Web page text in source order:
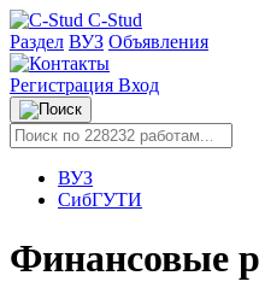
C-Stud
Раздел ВУЗ Объявления
Регистрация Вход
ВУЗ
СибГУТИ
Финансовые